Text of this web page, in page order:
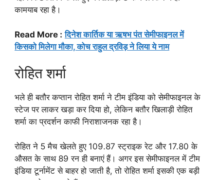
कामयाब रहा है।
Read More : दिनेश कार्तिक या ऋषभ पंत सेमीफाइनल में
किसको मिलेगा मौका, कोच राहुल द्रविड़ ने लिया ये नाम
रोहित शर्मा
भले ही बतौर कप्तान रोहित शर्मा ने टीम इंडिया को सेमीफाइनल के
स्टेज पर लाकर खड़ा कर दिया हो, लेकिन बतौर खिलाड़ी रोहित
शर्मा का प्रदर्शन काफी निराशाजनक रहा है।
रोहित ने 5 मैच खेलते हुए 109.87 स्ट्राइक रेट और 17.80 के
औसत के साथ 89 रन ही बनाएं हैं। अगर इस सेमीफाइनल में टीम
इंडिया टूर्नामेंट से बाहर हो जाती है, तो रोहित शर्मा इसकी एक बड़ी